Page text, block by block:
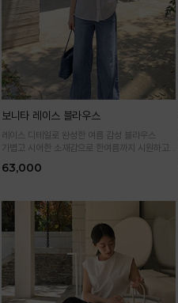
보니타 레이스 블라우스
레이스 디테일로 완성한 여름 감성 블라우스
가볍고 시어한 소재감으로 한여름까지 시원하고
63,000